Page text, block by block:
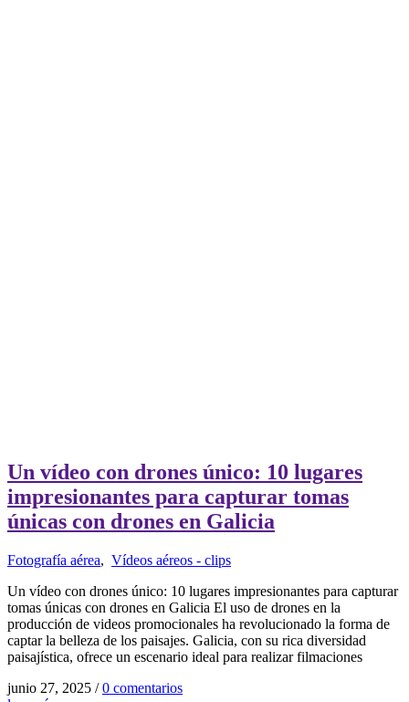
Un vídeo con drones único: 10 lugares
impresionantes para capturar tomas
únicas con drones en Galicia
Fotografía aérea, Vídeos aéreos - clips
Un vídeo con drones único: 10 lugares impresionantes para capturar
tomas únicas con drones en Galicia El uso de drones en la
producción de videos promocionales ha revolucionado la forma de
captar la belleza de los paisajes. Galicia, con su rica diversidad
paisajística, ofrece un escenario ideal para realizar filmaciones
junio 27, 2025 / 0 comentarios